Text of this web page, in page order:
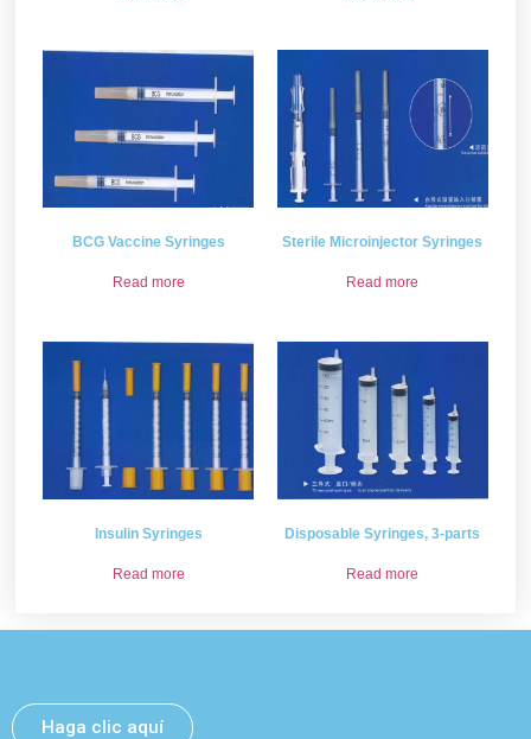
BCG Vaccine Syringes
Read more
Sterile Microinjector Syringes
Read more
Insulin Syringes
Read more
Disposable Syringes, 3-parts
Read more
Haga clic aquí